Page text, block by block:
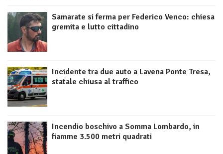
Samarate si ferma per Federico Venco: chiesa
gremita e lutto cittadino
Incidente tra due auto a Lavena Ponte Tresa,
statale chiusa al traffico
Incendio boschivo a Somma Lombardo, in
fiamme 3.500 metri quadrati